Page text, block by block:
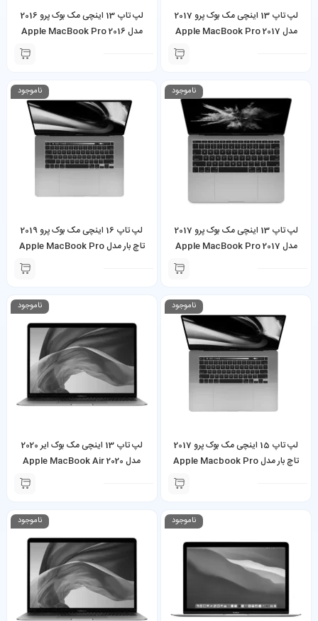
لپ تاپ 13 اینچی مک بوک پرو 2017
مدل Apple MacBook Pro 2017
لپ تاپ 13 اینچی مک بوک پرو 2016
مدل Apple MacBook Pro 2016
ناموجود
لپ تاپ 13 اینچی مک بوک پرو 2017
مدل Apple MacBook Pro 2017
ناموجود
لپ تاپ 16 اینچی مک بوک پرو 2019
تاچ بار مدل Apple MacBook Pro
2019 (TouchBar) Core i7 32GB
ناموجود
لپ تاپ 15 اینچی مک بوک پرو 2017
تاچ بار مدل Apple Macbook Pro
2017 (Touch Bar) Core i7 16GB
ناموجود
لپ تاپ 13 اینچی مک بوک ایر 2020
مدل Apple MacBook Air 2020
ناموجود ناموجود